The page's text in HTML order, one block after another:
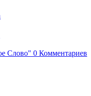
Слово" 0 Комментариев